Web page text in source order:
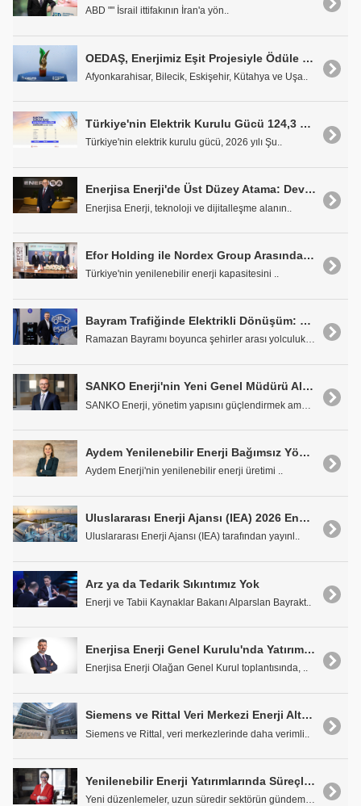
ABD "" İsrail ittifakının İran'a yön..
OEDAŞ, Enerjimiz Eşit Projesiyle Ödüle Layık Görüldü
Afyonkarahisar, Bilecik, Eskişehir, Kütahya ve Uşa..
Türkiye'nin Elektrik Kurulu Gücü 124,3 GW'a Ulaştı
Türkiye'nin elektrik kurulu gücü, 2026 yılı Şu..
Enerjisa Enerji'de Üst Düzey Atama: Devrim Yıldırım, Bilgi Teknolojileri ve Dijital İş Yönetimi Bölüm Başkanı Oldu
Enerjisa Enerji, teknoloji ve dijitalleşme alanın..
Efor Holding ile Nordex Group Arasında 120 MW'lık Stratejik Ortaklık
Türkiye'nin yenilenebilir enerji kapasitesini ..
Bayram Trafiğinde Elektrikli Dönüşüm: Eşarj'da Şarjlanma Yüzde 63 Arttı
Ramazan Bayramı boyunca şehirler arası yolculuklar..
SANKO Enerji'nin Yeni Genel Müdürü Alper Çelebi Oldu
Aydem Yenilenebilir Enerji Bağımsız Yönetim Kurulu Üyesi Betül Sarıkaya Oldu
Aydem Enerji'nin yenilenebilir enerji üretimi ..
Uluslararası Enerji Ajansı (IEA) 2026 Enerji İnovasyonu Durum Raporu
Uluslararası Enerji Ajansı (IEA) tarafından yayınl..
Arz ya da Tedarik Sıkıntımız Yok
Enerji ve Tabii Kaynaklar Bakanı Alparslan Bayrakt..
Enerjisa Enerji Genel Kurulu'nda Yatırım ve Sürdürülebilir Temettü Vurgusu
Enerjisa Enerji Olağan Genel Kurul toplantısında, ..
Siemens ve Rittal Veri Merkezi Enerji Altyapısı için Stratejik Ortaklık Kurdu
Siemens ve Rittal, veri merkezlerinde daha verimli..
Yenilenebilir Enerji Yatırımlarında Süreçler Yarı Yarıya Kısalıyor
Yeni düzenlemeler, uzun süredir sektörün gündemind..